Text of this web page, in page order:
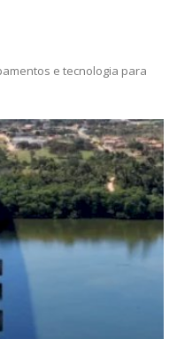
e tecnologia para